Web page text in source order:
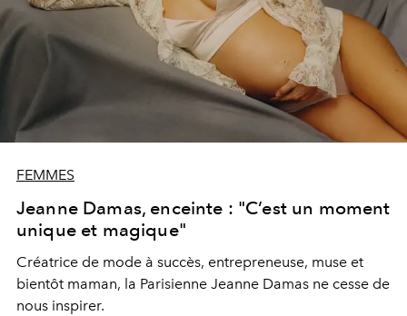
FEMMES
Jeanne Damas, enceinte : "C’est un moment
unique et magique"
Créatrice de mode à succès, entrepreneuse, muse et
bientôt maman, la Parisienne Jeanne Damas ne cesse de
nous inspirer.